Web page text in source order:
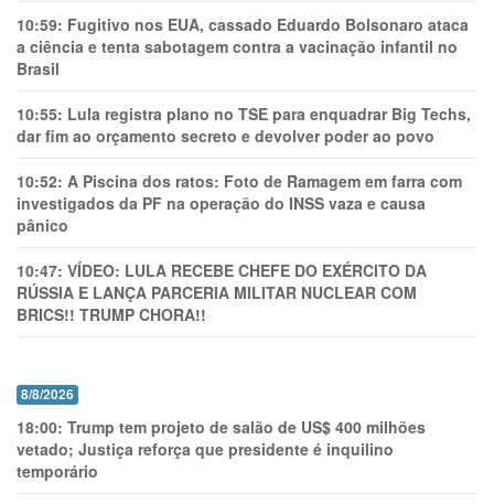
10:59: Fugitivo nos EUA, cassado Eduardo Bolsonaro ataca
a ciência e tenta sabotagem contra a vacinação infantil no
Brasil
10:55: Lula registra plano no TSE para enquadrar Big Techs,
dar fim ao orçamento secreto e devolver poder ao povo
10:52: A Piscina dos ratos: Foto de Ramagem em farra com
investigados da PF na operação do INSS vaza e causa
pânico
10:47: VÍDEO: LULA RECEBE CHEFE DO EXÉRCITO DA
RÚSSIA E LANÇA PARCERIA MILITAR NUCLEAR COM
BRICS!! TRUMP CHORA!!
8/8/2026
18:00: Trump tem projeto de salão de US$ 400 milhões
vetado; Justiça reforça que presidente é inquilino
temporário